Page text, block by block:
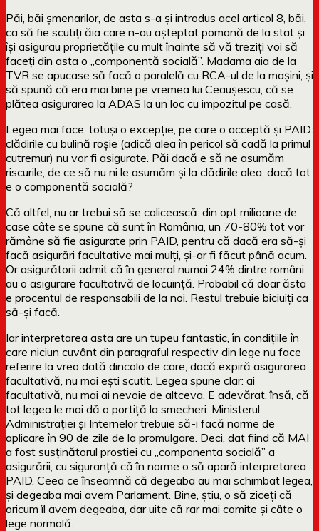
Păi, băi șmenarilor, de asta s-a și introdus acel articol 8, băi,
ca să fie scutiți ăia care n-au așteptat pomană de la stat și
își asigurau proprietățile cu mult înainte să vă treziți voi să
faceți din asta o „componentă socială”. Madama aia de la
TVR se apucase să facă o paralelă cu RCA-ul de la mașini, și
să spună că era mai bine pe vremea lui Ceaușescu, că se
plătea asigurarea la ADAS la un loc cu impozitul pe casă.
Legea mai face, totuși o excepție, pe care o acceptă și PAID:
clădirile cu bulină roșie (adică alea în pericol să cadă la primul
cutremur) nu vor fi asigurate. Păi dacă e să ne asumăm
riscurile, de ce să nu ni le asumăm și la clădirile alea, dacă tot
e o componentă socială?
Că altfel, nu ar trebui să se calicească: din opt milioane de
case câte se spune că sunt în România, un 70-80% tot vor
rămâne să fie asigurate prin PAID, pentru că dacă era să-și
facă asigurări facultative mai mulți, și-ar fi făcut până acum.
Or asigurătorii admit că în general numai 24% dintre români
au o asigurare facultativă de locuință. Probabil că doar ăsta
e procentul de responsabili de la noi. Restul trebuie biciuiți ca
să-și facă.
Iar interpretarea asta are un tupeu fantastic, în condițiile în
care niciun cuvânt din paragraful respectiv din lege nu face
referire la vreo dată dincolo de care, dacă expiră asigurarea
facultativă, nu mai ești scutit. Legea spune clar: ai
facultativă, nu mai ai nevoie de altceva. E adevărat, însă, că
tot legea le mai dă o portiță la smecheri: Ministerul
Administrației și Internelor trebuie să-i facă norme de
aplicare în 90 de zile de la promulgare. Deci, dat fiind că MAI
a fost susținătorul prostiei cu „componenta socială” a
asigurării, cu siguranță că în norme o să apară interpretarea
PAID. Ceea ce înseamnă că degeaba au mai schimbat legea,
și degeaba mai avem Parlament. Bine, știu, o să ziceți că
oricum îl avem degeaba, dar uite că rar mai comite și câte o
lege normală.